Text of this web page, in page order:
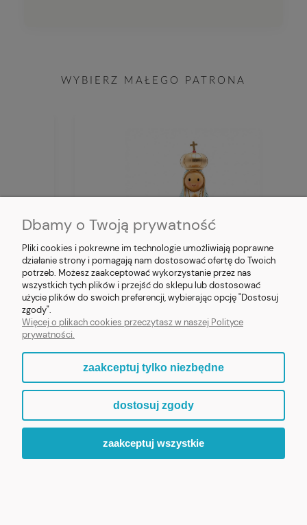
WYBIERZ MAŁEGO PATRONA
Figurka MB Fatimska z Pastuszkami 8cm (v2)
ZOBACZ WIĘCEJ
❮
Dbamy o Twoją prywatność
Pliki cookies i pokrewne im technologie umożliwiają poprawne
działanie strony i pomagają nam dostosować ofertę do Twoich
potrzeb. Możesz zaakceptować wykorzystanie przez nas
wszystkich tych plików i przejść do sklepu lub dostosować
użycie plików do swoich preferencji, wybierając opcję "Dostosuj
zgody".
Więcej o plikach cookies przeczytasz w naszej Polityce
prywatności.
zaakceptuj tylko niezbędne
dostosuj zgody
zaakceptuj wszystkie